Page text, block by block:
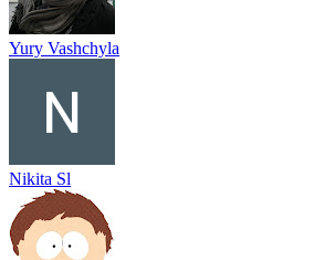
Yury Vashchyla
Nikita Sl